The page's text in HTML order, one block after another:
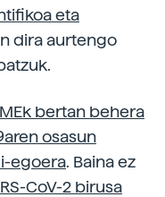
eta
dira aurtengo
bertan behera
osasun
egoera. Baina ez
CoV-2 birusa